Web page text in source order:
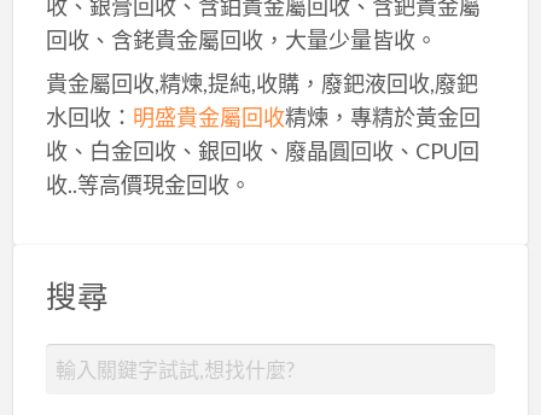
收、銀膏回收、含鉑貴金屬回收、含鈀貴金屬
回收、含銠貴金屬回收，大量少量皆收。
貴金屬回收,精煉,提純,收購，廢鈀液回收,廢鈀
水回收： 明盛貴金屬回收精煉，專精於黃金回
收、白金回收、銀回收、廢晶圓回收、CPU回
收..等高價現金回收。
搜尋